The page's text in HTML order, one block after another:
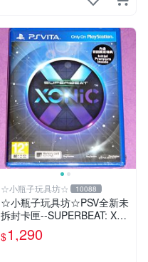
☆小瓶子玩具坊☆ 10088
☆小瓶子玩具坊☆PSV全新未
拆封卡匣--SUPERBEAT: XO
NiC 中文版
$1,290